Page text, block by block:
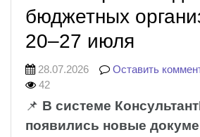
бюджетных
20–27 июля
28.07.2026 Оставить
42
📌 В системе
появились новые